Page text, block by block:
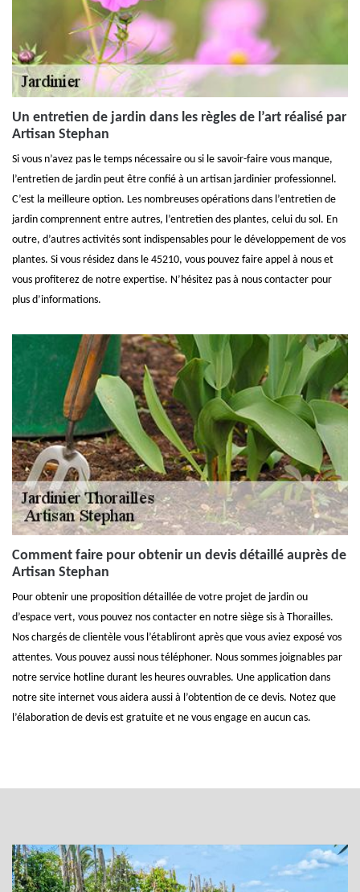
Un entretien de jardin dans les règles de l’art réalisé par
Artisan Stephan
Si vous n’avez pas le temps nécessaire ou si le savoir-faire vous manque,
l’entretien de jardin peut être confié à un artisan jardinier professionnel.
C’est la meilleure option. Les nombreuses opérations dans l’entretien de
jardin comprennent entre autres, l’entretien des plantes, celui du sol. En
outre, d’autres activités sont indispensables pour le développement de vos
plantes. Si vous résidez dans le 45210, vous pouvez faire appel à nous et
vous profiterez de notre expertise. N’hésitez pas à nous contacter pour
plus d’informations.
Comment faire pour obtenir un devis détaillé auprès de
Artisan Stephan
Pour obtenir une proposition détaillée de votre projet de jardin ou
d’espace vert, vous pouvez nos contacter en notre siège sis à Thorailles.
Nos chargés de clientèle vous l’établiront après que vous aviez exposé vos
attentes. Vous pouvez aussi nous téléphoner. Nous sommes joignables par
notre service hotline durant les heures ouvrables. Une application dans
notre site internet vous aidera aussi à l’obtention de ce devis. Notez que
l’élaboration de devis est gratuite et ne vous engage en aucun cas.